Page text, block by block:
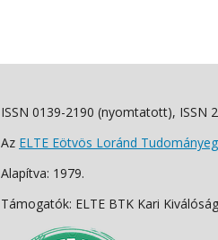
ISSN 0139-2190 (nyomtatott), ISSN
Az ELTE Eötvös Loránd
Alapítva: 1979.
Támogatók: ELTE BTK Kari